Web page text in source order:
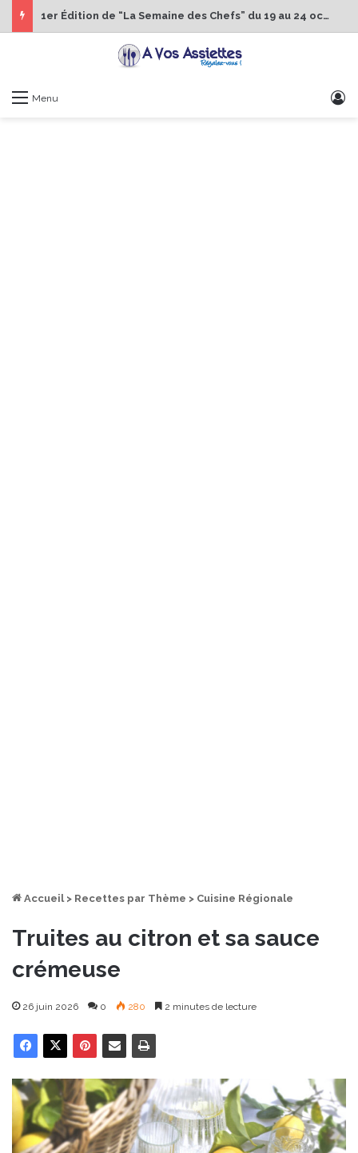
1er Édition de “La Semaine des Chefs” du 19 au 24 octobre 2026
Menu
Accueil > Recettes par Thème > Cuisine Régionale
Truites au citron et sa sauce
crémeuse
26 juin 2026 0 280 2 minutes de lecture